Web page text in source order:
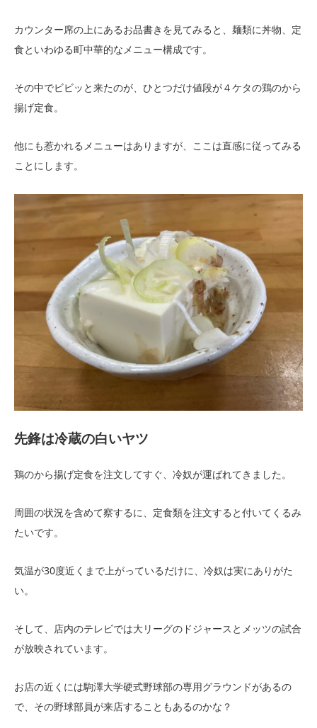
カウンター席の上にあるお品書きを見てみると、麺類に丼物、定
食といわゆる町中華的なメニュー構成です。
その中でビビッと来たのが、ひとつだけ値段が４ケタの鶏のから
揚げ定食。
他にも惹かれるメニューはありますが、ここは直感に従ってみる
ことにします。
先鋒は冷蔵の白いヤツ
鶏のから揚げ定食を注文してすぐ、冷奴が運ばれてきました。
周囲の状況を含めて察するに、定食類を注文すると付いてくるみ
たいです。
気温が30度近くまで上がっているだけに、冷奴は実にありがた
い。
そして、店内のテレビでは大リーグのドジャースとメッツの試合
が放映されています。
お店の近くには駒澤大学硬式野球部の専用グラウンドがあるの
で、その野球部員が来店することもあるのかな？